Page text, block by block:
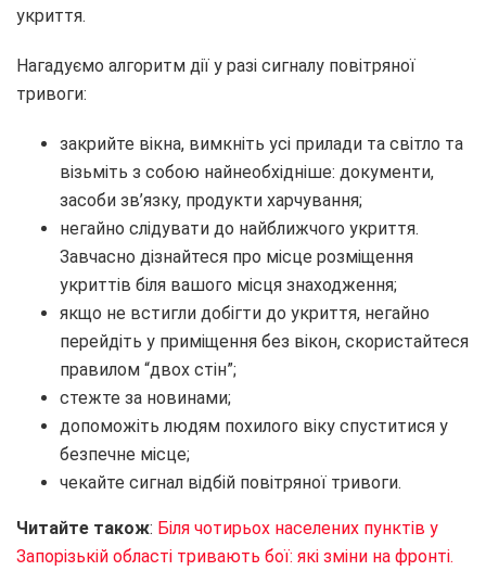
укриття.
Нагадуємо алгоритм дії у разі сигналу повітряної
тривоги:
закрийте вікна, вимкніть усі прилади та світло та
візьміть з собою найнеобхідніше: документи,
засоби зв’язку, продукти харчування;
негайно слідувати до найближчого укриття.
Завчасно дізнайтеся про місце розміщення
укриттів біля вашого місця знаходження;
якщо не встигли добігти до укриття, негайно
перейдіть у приміщення без вікон, скористайтеся
правилом “двох стін”;
стежте за новинами;
допоможіть людям похилого віку спуститися у
безпечне місце;
чекайте сигнал відбій повітряної тривоги.
Читайте також: Біля чотирьох населених пунктів у
Запорізькій області тривають бої: які зміни на фронті.